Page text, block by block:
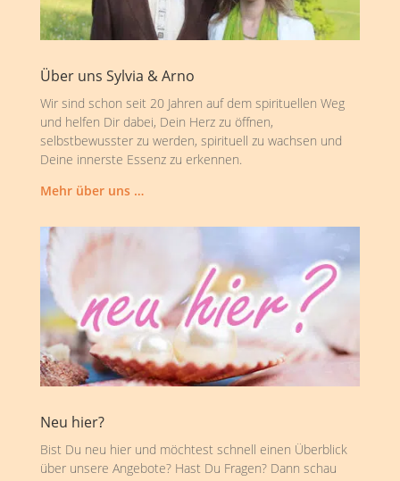
Über uns Sylvia & Arno
Wir sind schon seit 20 Jahren auf dem spirituellen Weg
und helfen Dir dabei, Dein Herz zu öffnen,
selbstbewusster zu werden, spirituell zu wachsen und
Deine innerste Essenz zu erkennen.
Mehr über uns …
Neu hier?
Bist Du neu hier und möchtest schnell einen Überblick
über unsere Angebote? Hast Du Fragen? Dann schau